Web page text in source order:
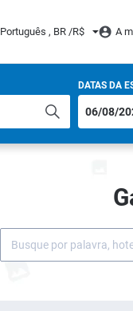
Português , BR /R$ A
DATAS DA